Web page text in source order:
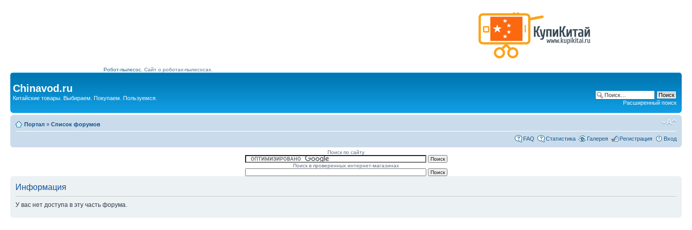
Робот-пылесос. Сайт о роботах-пылесосах.
Chinavod.ru
Китайские товары. Выбираем. Покупаем. Пользуемся.
Расширенный поиск
Портал » Список форумов
FAQ Статистика Галерея Регистрация Вход
Поиск по сайту
Поиск в проверенных интернет-магазинах
Информация
У вас нет доступа в эту часть форума.